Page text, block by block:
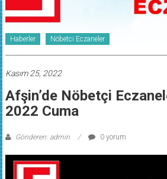
Haberler Nöbetci Eczaneler
Kasım 25, 2022
Afşin’de Nöbetçi
2022 Cuma
Gönderen: admin 0 yorum